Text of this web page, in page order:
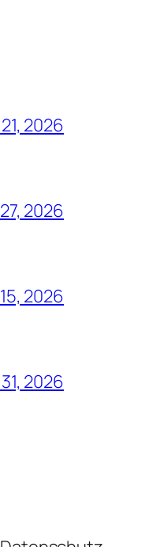
2026
2026
2026
2026